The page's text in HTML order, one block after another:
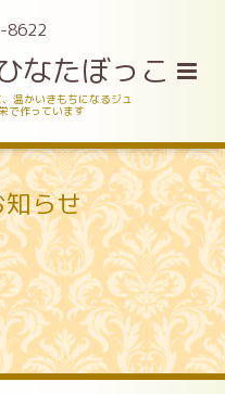
たぼっこ
温かいきもちになるジュ
で作っています
らせ